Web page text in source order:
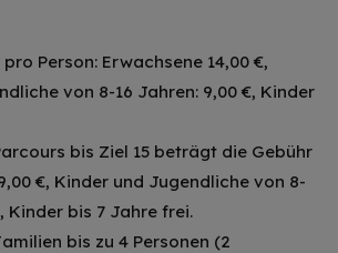
Person: Erwachsene 14,00 €,
von 8-16 Jahren: 9,00 €, Kinder
bis Ziel 15 beträgt die Gebühr
€, Kinder und Jugendliche von 8-
Kinder bis 7 Jahre frei.
bis zu 4 Personen (2